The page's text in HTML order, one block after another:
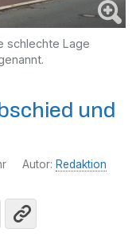
schlechte Lage
und
Autor: Redaktion